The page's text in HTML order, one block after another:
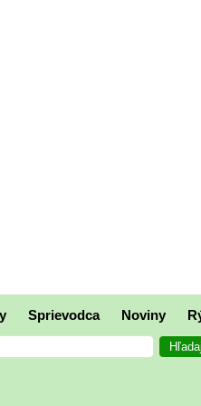
Sprievodca Noviny